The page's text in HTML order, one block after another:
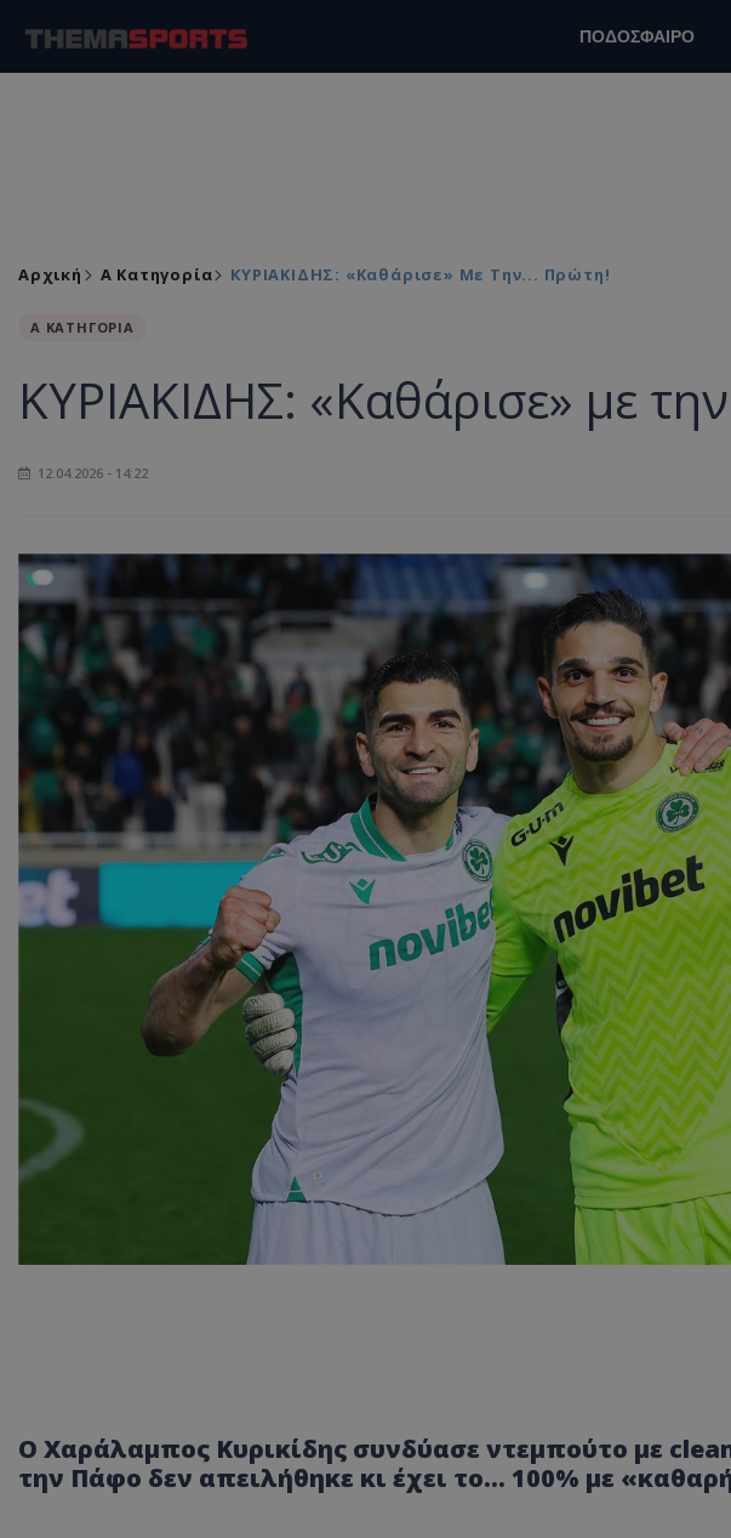
ΠΟΔΟΣΦΑΙΡΟ
Αρχική Α Κατηγορία ΚΥΡΙΑΚΙΔΗΣ: «Καθάρισε» Με Την... Πρώτη!
Α ΚΑΤΗΓΟΡΙΑ
ΚΥΡΙΑΚΙΔΗΣ: «Καθάρισε» με
12.04.2026 - 14:22
Ο Χαράλαμπος Κυρικίδης συνδύασε ντεμπούτο με
την Πάφο δεν απειλήθηκε κι έχει το... 100% με